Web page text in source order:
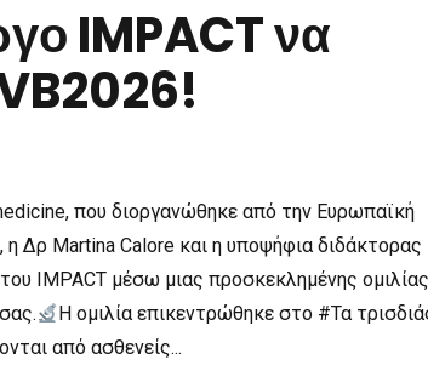
IMPACT να
που διοργανώθηκε από την Ευρωπαϊκή
η Δρ Martina Calore και η υποψήφια διδάκτορας
IMPACT μέσω μιας προσκεκλημένης
Η ομιλία επικεντρώθηκε στο #Τα
από ασθενείς...